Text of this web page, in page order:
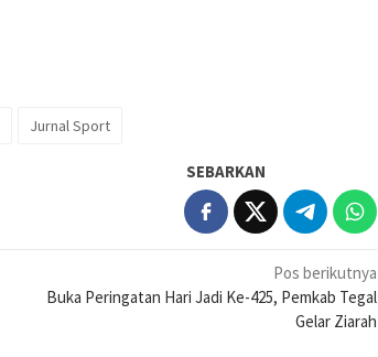
Jurnal Sport
SEBARKAN
Pos berikutnya
Buka Peringatan Hari Jadi Ke-425, Pemkab Tegal
Gelar Ziarah